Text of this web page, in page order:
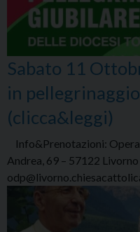
Sabato 11
in
(clicca&leggi)
Info&Prenotazioni: Opera
Andrea, 69 – 57122